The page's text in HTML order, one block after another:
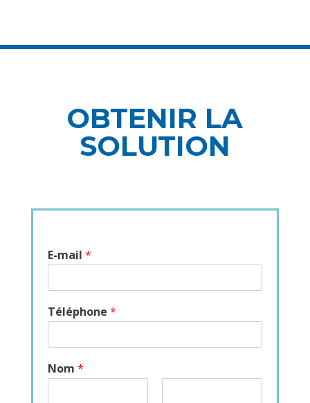
OBTENIR LA
SOLUTION
E-mail *
Téléphone *
Nom *